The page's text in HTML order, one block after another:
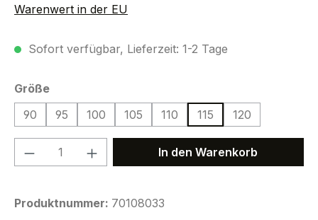
Warenwert in der EU
Sofort verfügbar, Lieferzeit: 1-2 Tage
Größeauswählen
90
95 100 105 110 115 120
Produkt Anzahl: Gib denIn den Warenkorb
Produktnummer: 70108033